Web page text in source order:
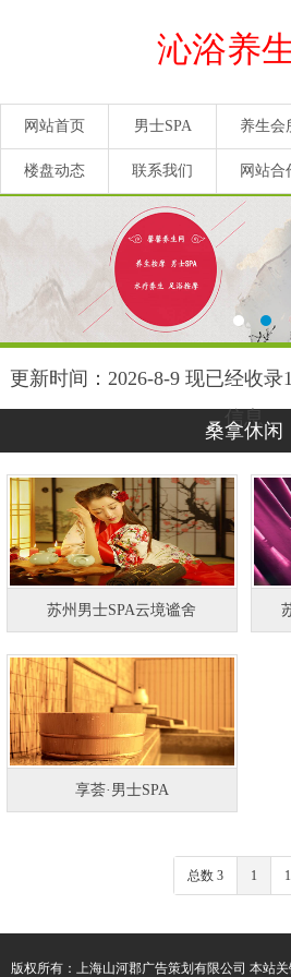
沁浴养
网站首页 男士SPA 养生会
楼盘动态 联系我们 网站合
更新时间：2026-8-9 现已经收录
信息
桑拿休闲
苏州男士SPA云境谧舍
享荟·男士SPA
总数 3 1
版权所有：上海山河郡广告策划有限公司 本站关